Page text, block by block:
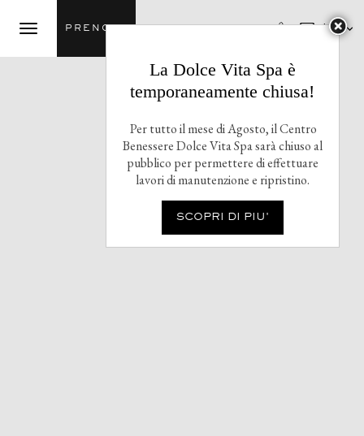
PRENOTA Ita
La Dolce Vita Spa è
temporaneamente chiusa!
Per tutto il mese di Agosto, il Centro
Benessere Dolce Vita Spa sarà chiuso al
pubblico per permettere di effettuare
lavori di manutenzione e ripristino.
SCOPRI DI PIU'